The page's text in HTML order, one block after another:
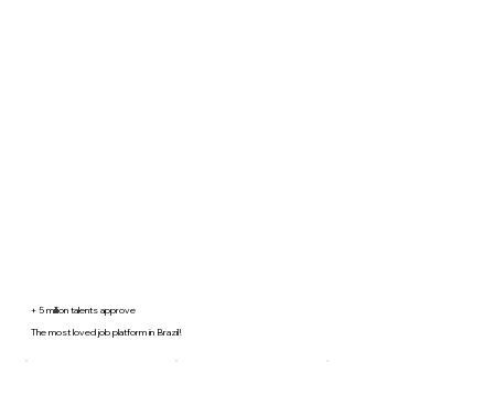
+ 5 million talents approve
The most loved job platform in Brazil!